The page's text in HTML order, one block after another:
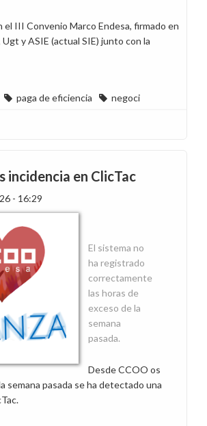
el III Convenio Marco Endesa, firmado en
y ASIE (actual SIE) junto con la
paga de eficiencia negoci
incidencia en ClicTac
- 16:29
El sistema no
ha registrado
correctamente
las horas de
exceso de la
semana
pasada.
Desde CCOO os
semana pasada se ha detectado una